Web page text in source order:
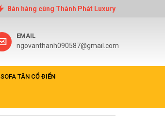
Bán hàng cùng Thành Phát Luxury
EMAIL
ngovanthanh090587@gmail.com
SOFA TÂN CỔ ĐIỂN